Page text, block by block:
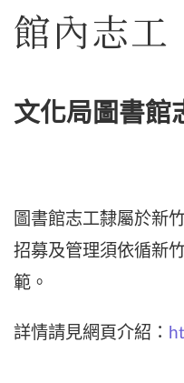
館內志工
文化局圖書館
圖書館志工隸屬於新
招募及管理須依循新
範。
詳情請見網頁介紹：